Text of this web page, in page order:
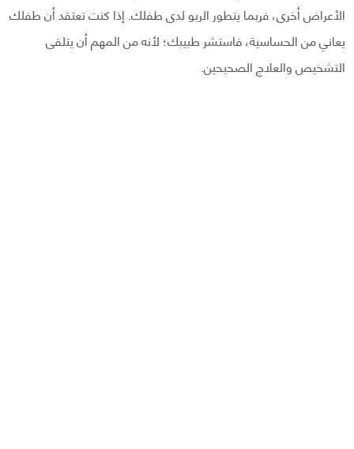
الأعراض أخرى، فربما يتطور الربو لدى طفلك. إذا كنت تعتقد أن طفلك
يعاني من الحساسية، فاستشر طبيبك؛ لأنه من المهم أن يتلقى
التشخيص والعلاج الصحيحين.